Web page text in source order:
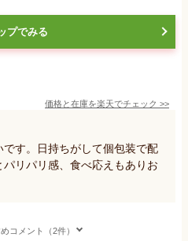
プでみる
価格と在庫を楽天でチェック >>
す。日持ちがして個包装で配
リパリ感、食べ応えもありお
コメント（2件）